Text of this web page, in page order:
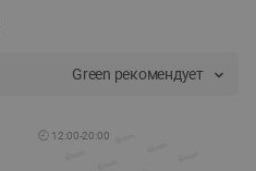
Green рекомендует
🕘 12:00-20:00